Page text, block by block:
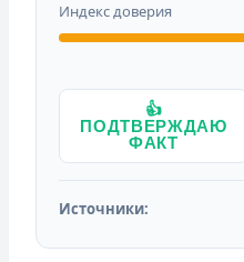
Индекс доверия
👍
ПОДТВЕРЖДАЮ
ФАКТ
Источники: